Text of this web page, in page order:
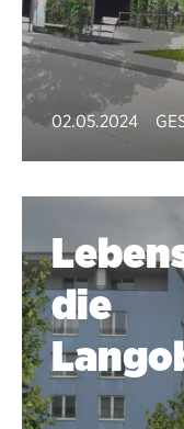
02.05.2024
die